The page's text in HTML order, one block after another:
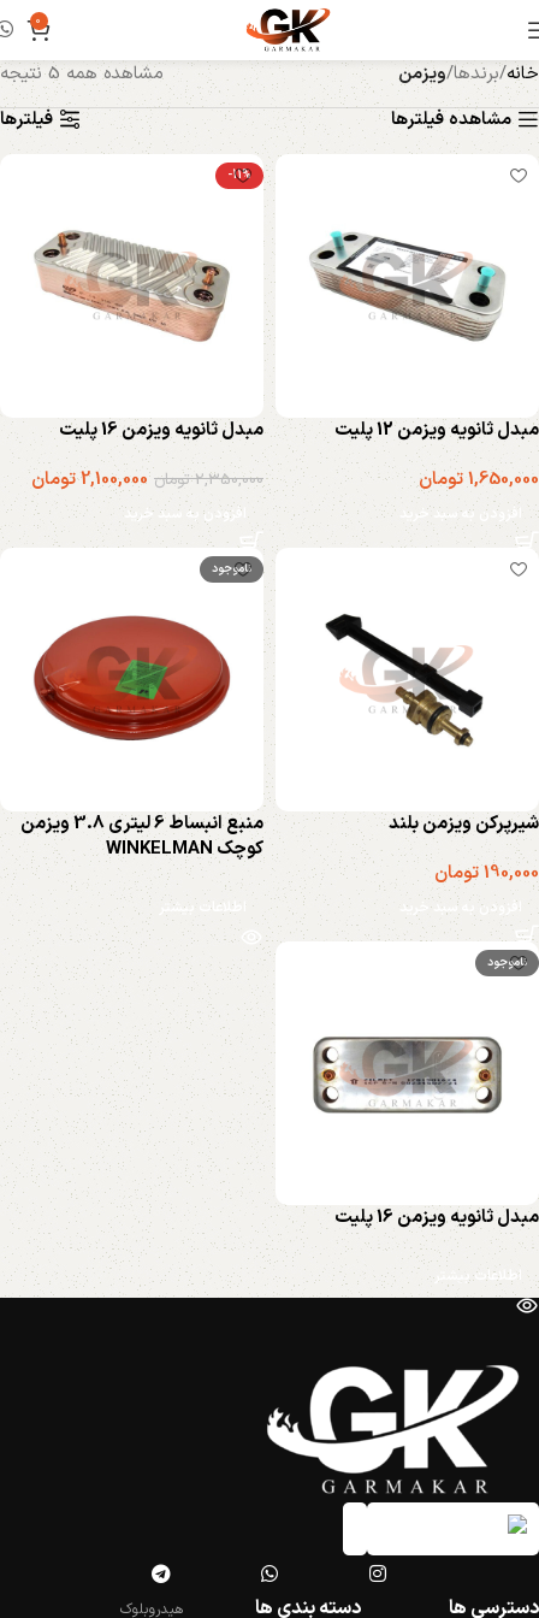
0
خانه برندها ویزمن
مشاهده همه 5 نتیجه
مشاهده فیلترها
فیلترها
مبدل ثانویه ویزمن 12 پلیت
1,650,000تومان
افزودن به سبد خرید
-11%
مبدل ثانویه ویزمن 16 پلیت
2,350,000تومان 2,100,000تومان
افزودن به سبد خرید
شیرپرکن ویزمن بلند
190,000تومان
افزودن به سبد خرید
ناموجود
منبع انبساط 6 لیتری 3.8 ویزمن
کوچک WINKELMAN
اطلاعات بیشتر
ناموجود
مبدل ثانویه ویزمن 16 پلیت
اطلاعات بیشتر
دسترسی ها دسته بندی ها هیدروبلوک